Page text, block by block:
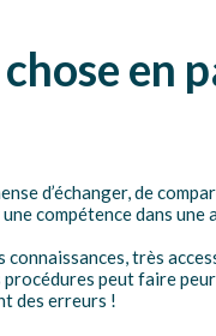
en
d’échanger, de
compétence dans une
très
peut faire
des erreurs !